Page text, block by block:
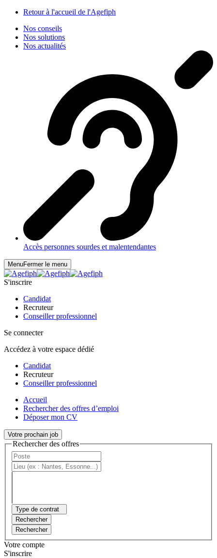
Retour à l'accueil de l'Agefiph
Nos conseils
Nos solutions
Nos actualités
Accès personnes sourdes et malentendantes
MenuFermer le menu
S'inscrire
Candidat
Recruteur
Conseiller professionnel
Se connecter
Accédez à votre espace dédié
Candidat
Recruteur
Conseiller professionnel
Accueil
Rechercher des offres d’emploi
Déposer mon CV
Votre prochain job
Rechercher des offres
Type de contrat
Rechercher
Rechercher
Votre compte
S'inscrire